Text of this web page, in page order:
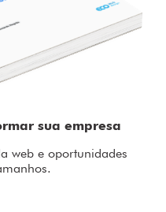
sua empresa
web e oportunidades